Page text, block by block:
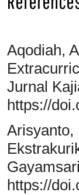
Aqodiah,
Jurnal
https://
Arisyanto,
https://